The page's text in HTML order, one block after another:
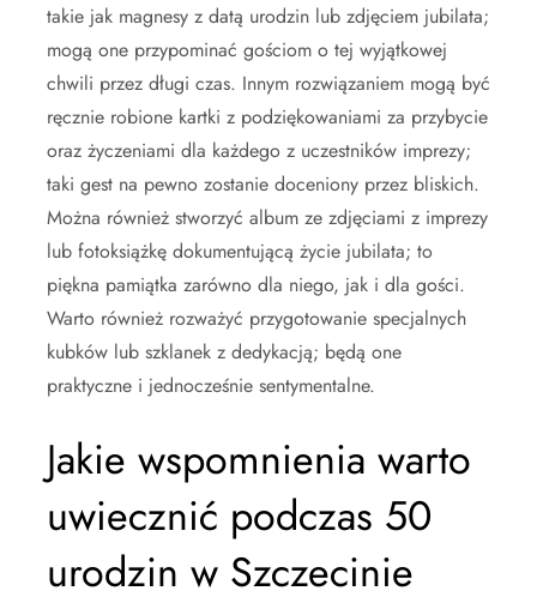
takie jak magnesy z datą urodzin lub zdjęciem jubilata;
mogą one przypominać gościom o tej wyjątkowej
chwili przez długi czas. Innym rozwiązaniem mogą być
ręcznie robione kartki z podziękowaniami za przybycie
oraz życzeniami dla każdego z uczestników imprezy;
taki gest na pewno zostanie doceniony przez bliskich.
Można również stworzyć album ze zdjęciami z imprezy
lub fotoksiążkę dokumentującą życie jubilata; to
piękna pamiątka zarówno dla niego, jak i dla gości.
Warto również rozważyć przygotowanie specjalnych
kubków lub szklanek z dedykacją; będą one
praktyczne i jednocześnie sentymentalne.
Jakie wspomnienia warto
uwiecznić podczas 50
urodzin w Szczecinie